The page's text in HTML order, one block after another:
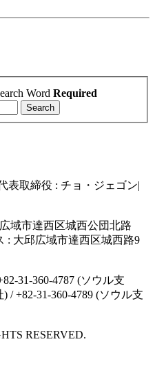
Word Required
Search
表取締役 : チョ・ジェゴン|
域市達西区城西公団北路
: 大邱広域市達西区城西路9
31-360-4787 (ソウル支
/ +82-31-360-4789 (ソウル支
RESERVED.